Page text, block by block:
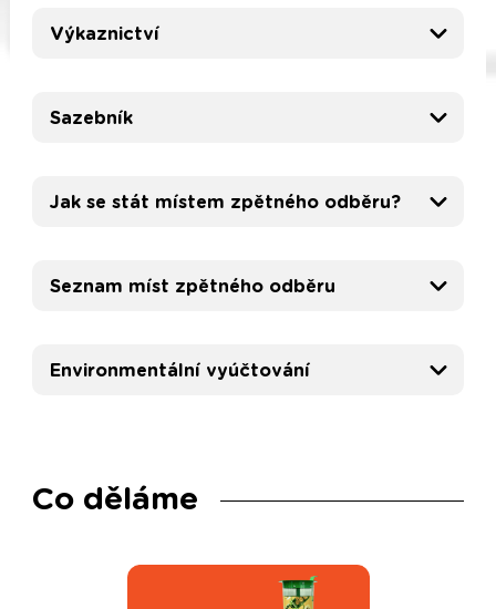
Výkaznictví
Sazebník
Jak se stát místem zpětného odběru?
Seznam míst zpětného odběru
Environmentální vyúčtování
Co děláme